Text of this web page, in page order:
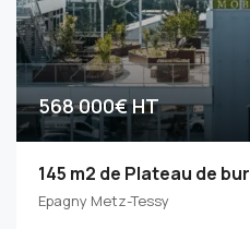
568 000€ HT
Epagny Metz-Tessy